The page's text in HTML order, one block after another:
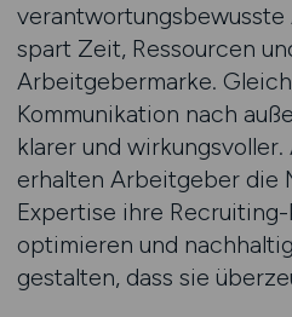
verantwortungsbewusste
spart Zeit, Ressourcen
Arbeitgebermarke.
Kommunikation nach
klarer und wirkungsvoller.
erhalten Arbeitgeber die
Expertise ihre Recruiting-
optimieren und
gestalten, dass sie